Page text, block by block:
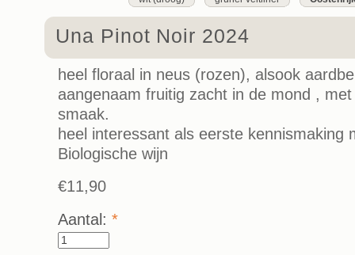
Una Pinot Noir 2024
heel floraal in neus (rozen), alsook
aangenaam fruitig zacht in de mond ,
smaak.
heel interessant als eerste kennismaking
Biologische wijn
€11,90
Aantal: *